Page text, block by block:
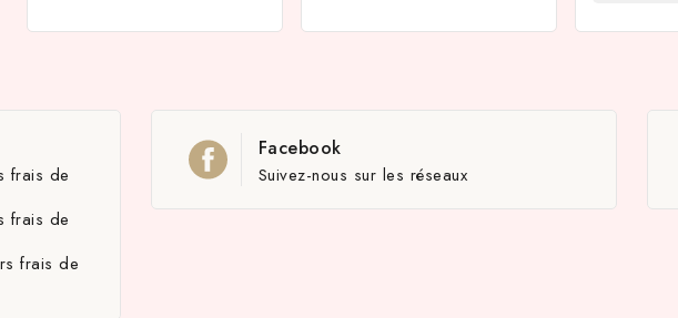
frais de
frais de
frais de
Facebook
Suivez-nous sur les réseaux